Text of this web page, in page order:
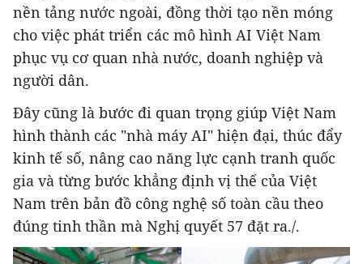
nền tảng nước ngoài, đồng thời tạo nền móng
cho việc phát triển các mô hình AI Việt Nam
phục vụ cơ quan nhà nước, doanh nghiệp và
người dân.
Đây cũng là bước đi quan trọng giúp Việt Nam
hình thành các "nhà máy AI" hiện đại, thúc đẩy
kinh tế số, nâng cao năng lực cạnh tranh quốc
gia và từng bước khẳng định vị thế của Việt
Nam trên bản đồ công nghệ số toàn cầu theo
đúng tinh thần mà Nghị quyết 57 đặt ra./.